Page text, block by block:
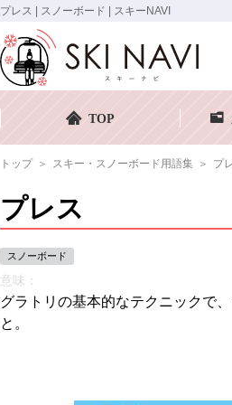
プレス | スノーボード | スキーNAVI
TOP
トップ スキー・スノーボード用語集 プ
プレス
スノーボード
意味：
グラトリの基本的なテクニックで
と。